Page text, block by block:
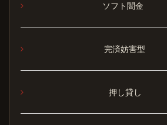
ソフト闇金
完済妨害型
押し貸し